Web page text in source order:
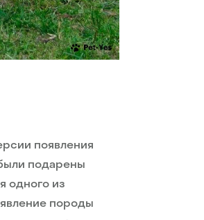
появления
подарены
одного из
породы